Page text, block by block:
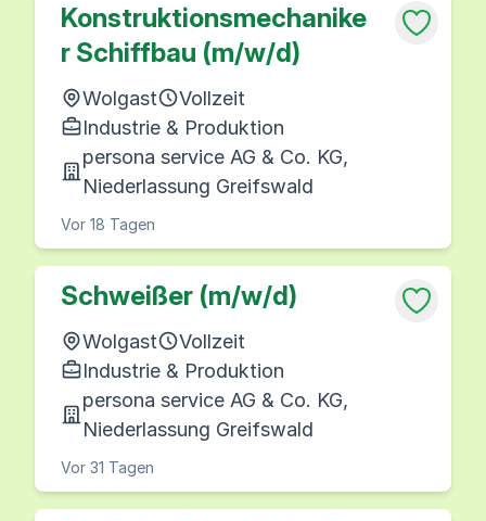
Konstruktionsmechanike
r Schiffbau (m/w/d)
Wolgast
Vollzeit
Industrie & Produktion
persona service AG & Co. KG,
Niederlassung Greifswald
Vor 18 Tagen
Schweißer (m/w/d)
Wolgast
Vollzeit
Industrie & Produktion
persona service AG & Co. KG,
Niederlassung Greifswald
Vor 31 Tagen